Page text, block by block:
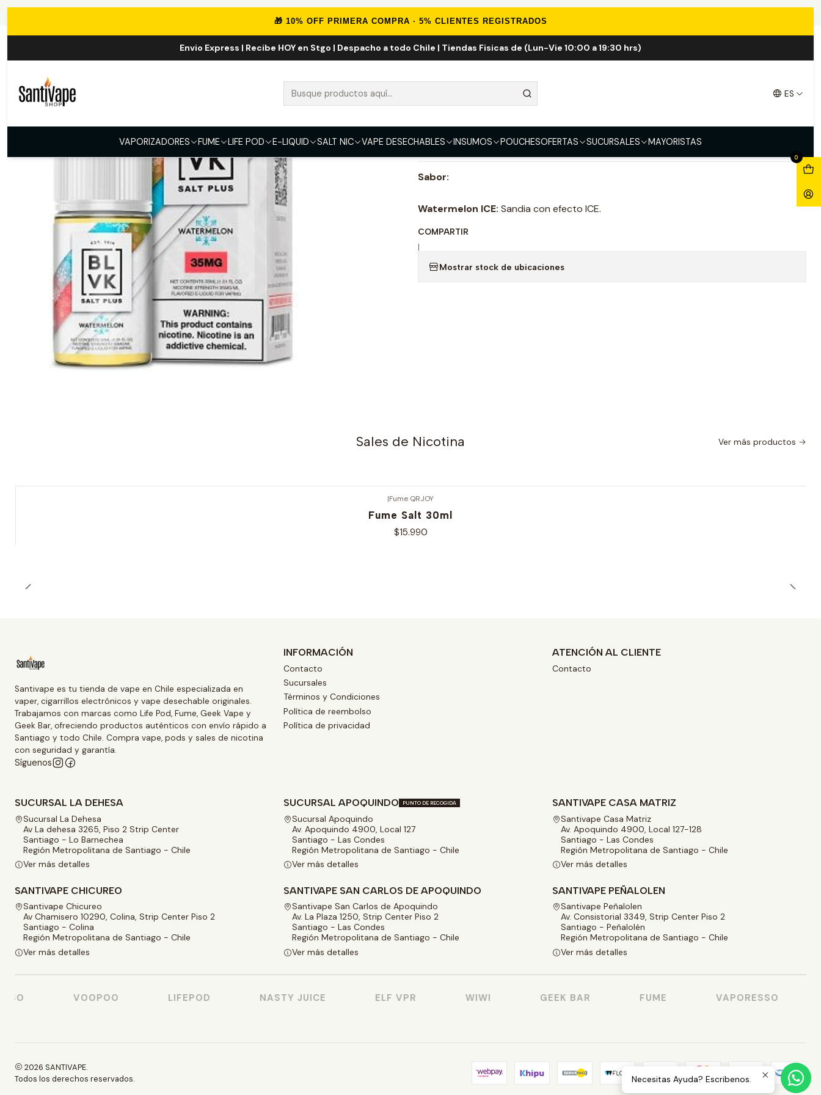
🎁 10% OFF PRIMERA COMPRA · 5% CLIENTES REGISTRADOS
Envio Express | Recibe HOY en Stgo | Despacho a todo Chile | Tiendas Fisicas de (Lun-Vie 10:00 a 19:30 hrs)
ES
VAPORIZADORES FUME LIFE POD E-LIQUID SALT NIC VAPE DESECHABLES INSUMOS POUCHESOFERTAS SUCURSALES MAYORISTAS
0
Watermelon ICE 30ml Salt
35mg
Sabor:
Watermelon ICE: Sandia con efecto ICE.
COMPARTIR
|
Mostrar stock de ubicaciones
Sales de Nicotina Ver más productos
|Fume QRJOY
Fume Salt 30ml
$15.990
Santivape es tu tienda de vape en Chile especializada en
vaper, cigarrillos electrónicos y vape desechable originales.
Trabajamos con marcas como Life Pod, Fume, Geek Vape y
Geek Bar, ofreciendo productos auténticos con envío rápido a
Santiago y todo Chile. Compra vape, pods y sales de nicotina
con seguridad y garantía.
Síguenos
INFORMACIÓN
Contacto
Sucursales
Términos y Condiciones
Política de reembolso
Política de privacidad
ATENCIÓN AL CLIENTE
Contacto
SUCURSAL LA DEHESA
Sucursal La Dehesa
Av La dehesa 3265, Piso 2 Strip Center
Santiago - Lo Barnechea
Región Metropolitana de Santiago - Chile
Ver más detalles
SUCURSAL APOQUINDO PUNTO DE RECOGIDA
Sucursal Apoquindo
Av. Apoquindo 4900, Local 127
Santiago - Las Condes
Región Metropolitana de Santiago - Chile
Ver más detalles
SANTIVAPE CASA MATRIZ
Santivape Casa Matriz
Av. Apoquindo 4900, Local 127-128
Santiago - Las Condes
Región Metropolitana de Santiago - Chile
Ver más detalles
SANTIVAPE CHICUREO
Santivape Chicureo
Av Chamisero 10290, Colina, Strip Center Piso 2
Santiago - Colina
Región Metropolitana de Santiago - Chile
Ver más detalles
SANTIVAPE SAN CARLOS DE APOQUINDO
Santivape San Carlos de Apoquindo
Av. La Plaza 1250, Strip Center Piso 2
Santiago - Las Condes
Región Metropolitana de Santiago - Chile
Ver más detalles
SANTIVAPE PEÑALOLEN
Santivape Peñalolen
Av. Consistorial 3349, Strip Center Piso 2
Santiago - Peñalolén
Región Metropolitana de Santiago - Chile
Ver más detalles
VOOPOO LIFEPOD NASTY JUICE ELF VPR WIWI GEEK BAR FUME VAPORESSO
2026 SANTIVAPE.
Todos los derechos reservados.
Necesitas Ayuda? Escribenos.